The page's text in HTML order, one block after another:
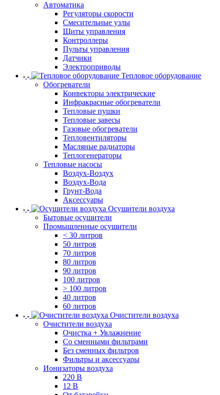
Автоматика
Регуляторы скорости
Смесительные узлы
Щиты управления
Контроллеры
Пульты управления
Датчики
Электроприводы
Тепловое оборудование
Обогреватели
Конвекторы электрические
Инфракрасные обогреватели
Тепловые пушки
Тепловые завесы
Газовые обогреватели
Тепловентиляторы
Масляные радиаторы
Теплогенераторы
Тепловые насосы
Воздух-Воздух
Воздух-Вода
Грунт-Вода
Аксессуары
Осушители воздуха
Бытовые осушители
Промышленные осушители
< 30 литров
50 литров
70 литров
80 литров
90 литров
100 литров
> 100 литров
40 литров
60 литров
Очистители воздуха
Очистители воздуха
Очистка + Увлажнение
Cо сменными фильтрами
Без сменных фильтров
Фильтры и аксессуары
Ионизаторы воздуха
220 В
12 В